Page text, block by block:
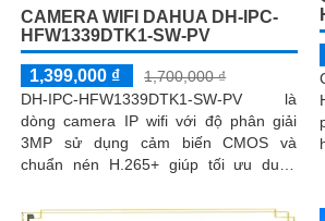
CAMERA WIFI DAHUA DH-IPC-
HFW1339DTK1-SW-PV
1,399,000 ₫
1,700,000 ₫
DH-IPC-HFW1339DTK1-SW-PV là
dòng camera IP wifi với độ phân giải
3MP sử dụng cảm biến CMOS và
chuẩn nén H.265+ giúp tối ưu dung